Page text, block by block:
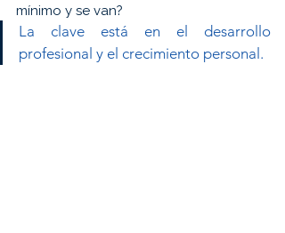
mínimo y se van?
La clave está en el desarrollo
profesional y el crecimiento personal.